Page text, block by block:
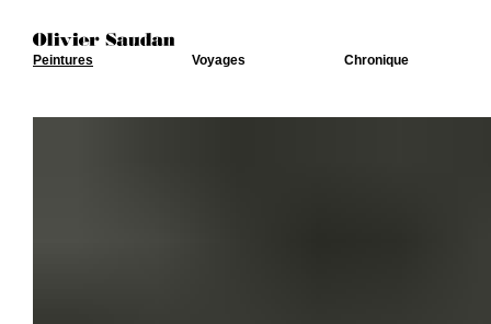
Peintures Voyages Chronique